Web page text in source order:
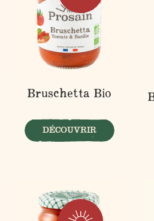
Bruschetta Bio
DÉCOUVRIR